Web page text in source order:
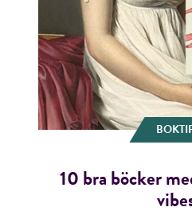
10 bra böcker